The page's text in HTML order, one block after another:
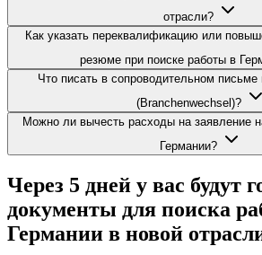
отрасли?
Как указать переквалификацию или
резюме при поиске работы в
Что писать в сопроводительном
(Branchenwechsel)?
Можно ли вычесть расходы на заявление
Германии?
Через 5 дней у вас будут
документы для поиска
Германии в новой